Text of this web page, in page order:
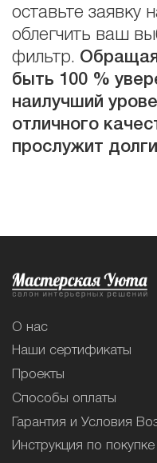
оставьте заявку
облегчить ваш
фильтр.
быть 100 %
наилучший
отличного
прослужит
О нас
Наши сертификаты
Проекты
Способы оплаты
Гарантия и Условия
Инструкция по